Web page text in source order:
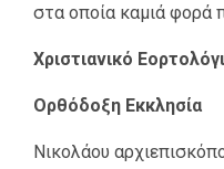
στα οποία καμιά φορά
Χριστιανικό
Ορθόδοξη Εκκλησία
Νικολάου